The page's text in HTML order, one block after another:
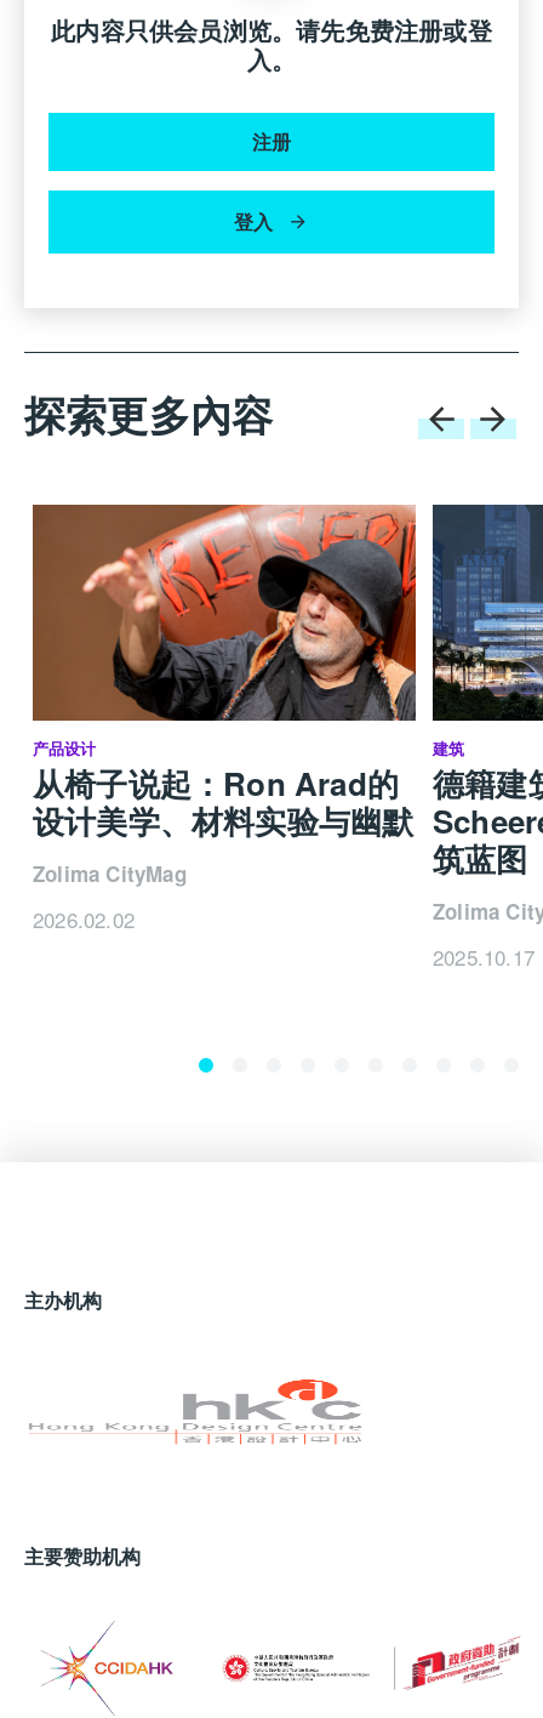
Sophie Chapman
EcoBricks Limited联合创始人及营运总监，香港
Breer Limited营运总监及联合创始人，香港
翟凯怡
EDITECTURE联合创始人 | EDIT Academy总监， 香
此内容只供会员浏览。请先免费注册或登
入。
注册
登入
探索更多內容
产品设计
从椅子说起：Ron Arad的
设计美学、材料实验与幽默
Zolima CityMag
2026.02.02
建筑
德籍建
筑蓝图
Zolima
2025.10.17
主办机构
主要赞助机构